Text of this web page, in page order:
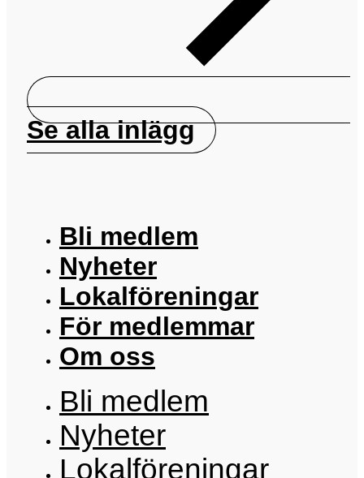
Se alla inlägg
Bli medlem
Nyheter
Lokalföreningar
För medlemmar
Om oss
Bli medlem
Nyheter
Lokalföreningar